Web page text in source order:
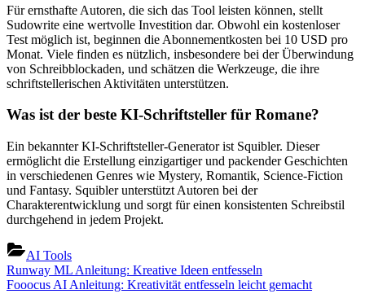
Für ernsthafte Autoren, die sich das Tool leisten können, stellt
Sudowrite eine wertvolle Investition dar. Obwohl ein kostenloser
Test möglich ist, beginnen die Abonnementkosten bei 10 USD pro
Monat. Viele finden es nützlich, insbesondere bei der Überwindung
von Schreibblockaden, und schätzen die Werkzeuge, die ihre
schriftstellerischen Aktivitäten unterstützen.
Was ist der beste KI-Schriftsteller für Romane?
Ein bekannter KI-Schriftsteller-Generator ist Squibler. Dieser
ermöglicht die Erstellung einzigartiger und packender Geschichten
in verschiedenen Genres wie Mystery, Romantik, Science-Fiction
und Fantasy. Squibler unterstützt Autoren bei der
Charakterentwicklung und sorgt für einen konsistenten Schreibstil
durchgehend in jedem Projekt.
AI Tools
Beitragsnavigation
Previous
Post:
Runway ML Anleitung: Kreative Ideen entfesseln
Next
Fooocus AI Anleitung: Kreativität entfesseln leicht gemacht